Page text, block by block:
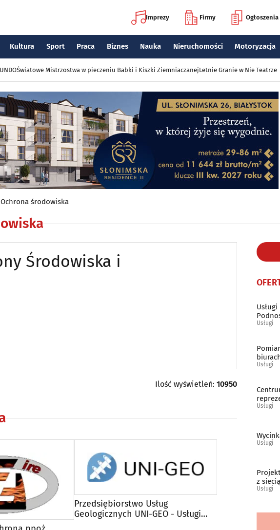
Imprezy Firmy Ogłoszenia
Kultura Sport Praca Biznes Nauka Nieruchomości Motoryzacja
Światowe Mistrzostwa w pieczeniu Babki i Kiszki ZiemniaczanejLetnie Granie w Nie Teatrze
Ochrona środowiska
Środowiska i
Ilość wyświetleń: 10950
Przedsiębiorstwo Usług
Geologicznych UNI-GEO - Usługi
Usługi
Usługi
Usługi
Usługi
z
Usługi